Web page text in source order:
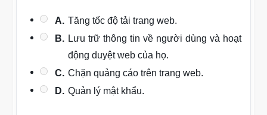
A. Tăng tốc độ tải trang web.
B. Lưu trữ thông tin về người dùng và hoạt
động duyệt web của họ.
C. Chặn quảng cáo trên trang web.
D. Quản lý mật khẩu.